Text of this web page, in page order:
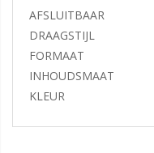
AFSLUITBAAR
DRAAGSTIJL
FORMAAT
INHOUDSMAAT
KLEUR